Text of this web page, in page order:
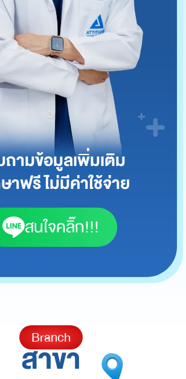
ามข้อมูลเพิ่มเติม
าฟรี ไม่มีค่าใช้จ่าย
สนใจคลิ๊ก!!!
Branch
สาขา